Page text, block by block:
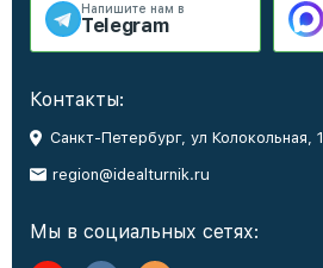
Напишите нам в
Telegram
Контакты:
Санкт-Петербург, ул Колокольная, 1
region@idealturnik.ru
Мы в социальных сетях: